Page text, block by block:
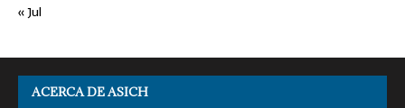
« Jul
ACERCA DE ASICH